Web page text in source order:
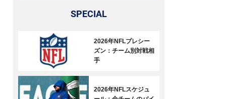
SPECIAL
2026年NFLプレシー
ズン：チーム別対戦相
手
2026年NFLスケジュ